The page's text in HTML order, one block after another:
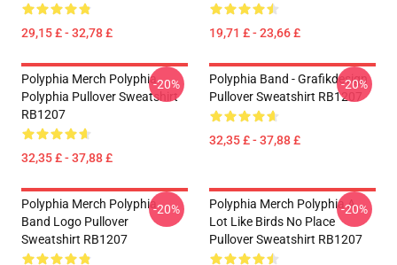
29,15 £ - 32,78 £ 19,71 £ - 23,66 £
Polyphia Merch Polyphia
Polyphia Pullover Sweatshirt
RB1207
32,35 £ - 37,88 £
-20%
Polyphia Band - Grafikdesign
Pullover Sweatshirt RB1207
32,35 £ - 37,88 £
-20%
Polyphia Merch Polyphia
Band Logo Pullover
Sweatshirt RB1207
-20%
Polyphia Merch Polyphia A
Lot Like Birds No Place
Pullover Sweatshirt RB1207
-20%